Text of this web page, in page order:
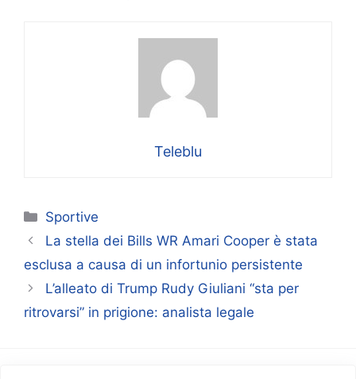
Teleblu
Categorie
Sportive
La stella dei Bills WR Amari Cooper è stata
esclusa a causa di un infortunio persistente
L’alleato di Trump Rudy Giuliani “sta per
ritrovarsi” in prigione: analista legale